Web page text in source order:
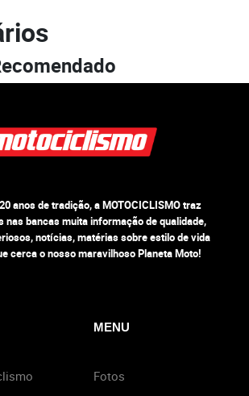
anos de tradição, a MOTOCICLISMO traz
nas bancas muita informação de qualidade,
notícias, matérias sobre estilo de vida
cerca o nosso maravilhoso Planeta Moto!
MENU
Fotos